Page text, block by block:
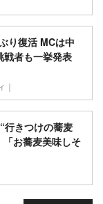
り復活 MCは中
戦者も一挙発表
｜
行きつけの蕎麦
お蕎麦美味しそ